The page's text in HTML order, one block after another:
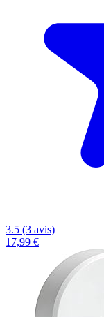
3.5 (3 avis)
17,99 €